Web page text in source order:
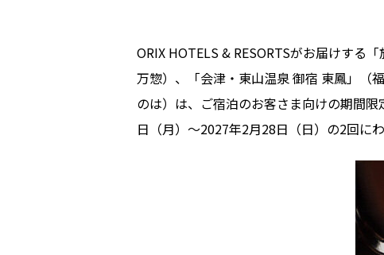
ORIX HOTELS & RESORTSがお届けする
万惣）、「会津・東山温泉 御宿 東鳳」（
のは）は、ご宿泊のお客さま向けの期間
日（月）～2027年2月28日（日）の2回にわ